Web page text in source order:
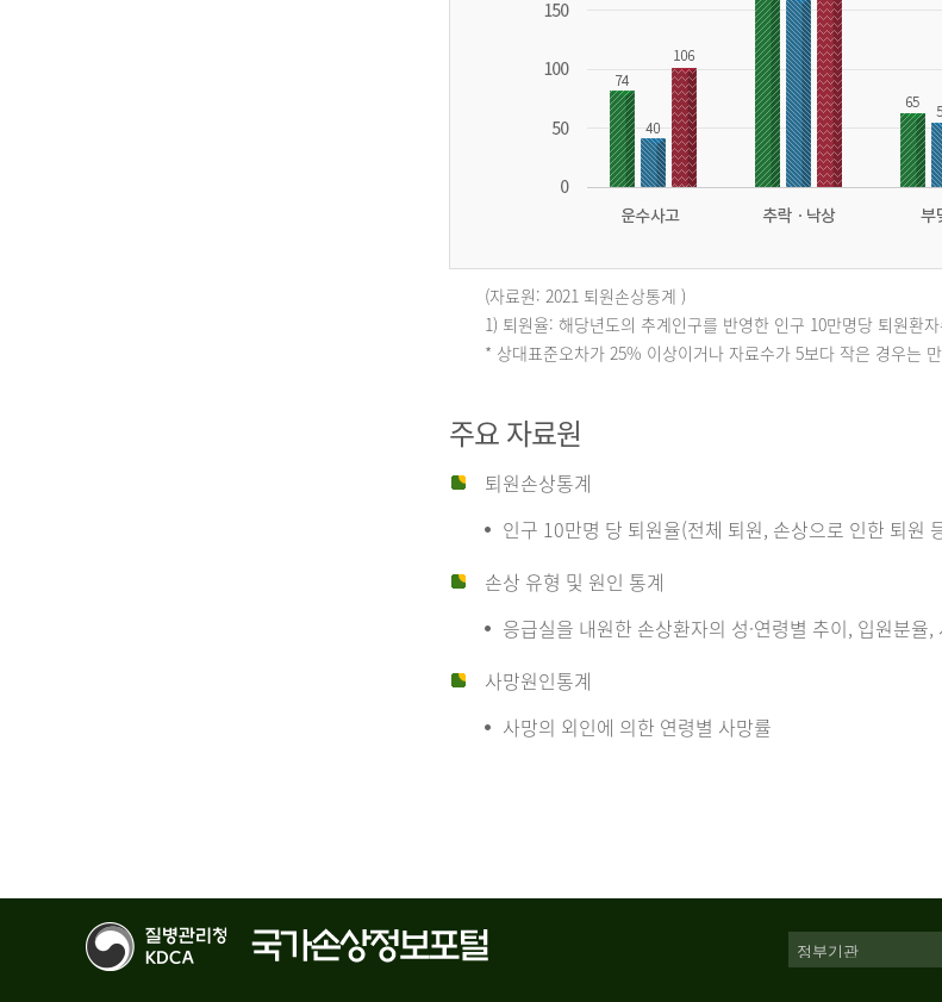
10
만
명
수
(자료원: 2021 퇴원손상통계 )
1) 퇴원율: 해당년도의 추계인구를 반영한 인구 10만명당 퇴원환
* 상대표준오차가 25% 이상이거나 자료수가 5보다 작은 경우는
주요 자료원
퇴원손상통계
인구 10만명 당 퇴원율(전체 퇴원, 손상으로 인한 퇴원
손상 유형 및 원인 통계
응급실을 내원한 손상환자의 성·연령별 추이, 입원분
사망원인통계
사망의 외인에 의한 연령별 사망률